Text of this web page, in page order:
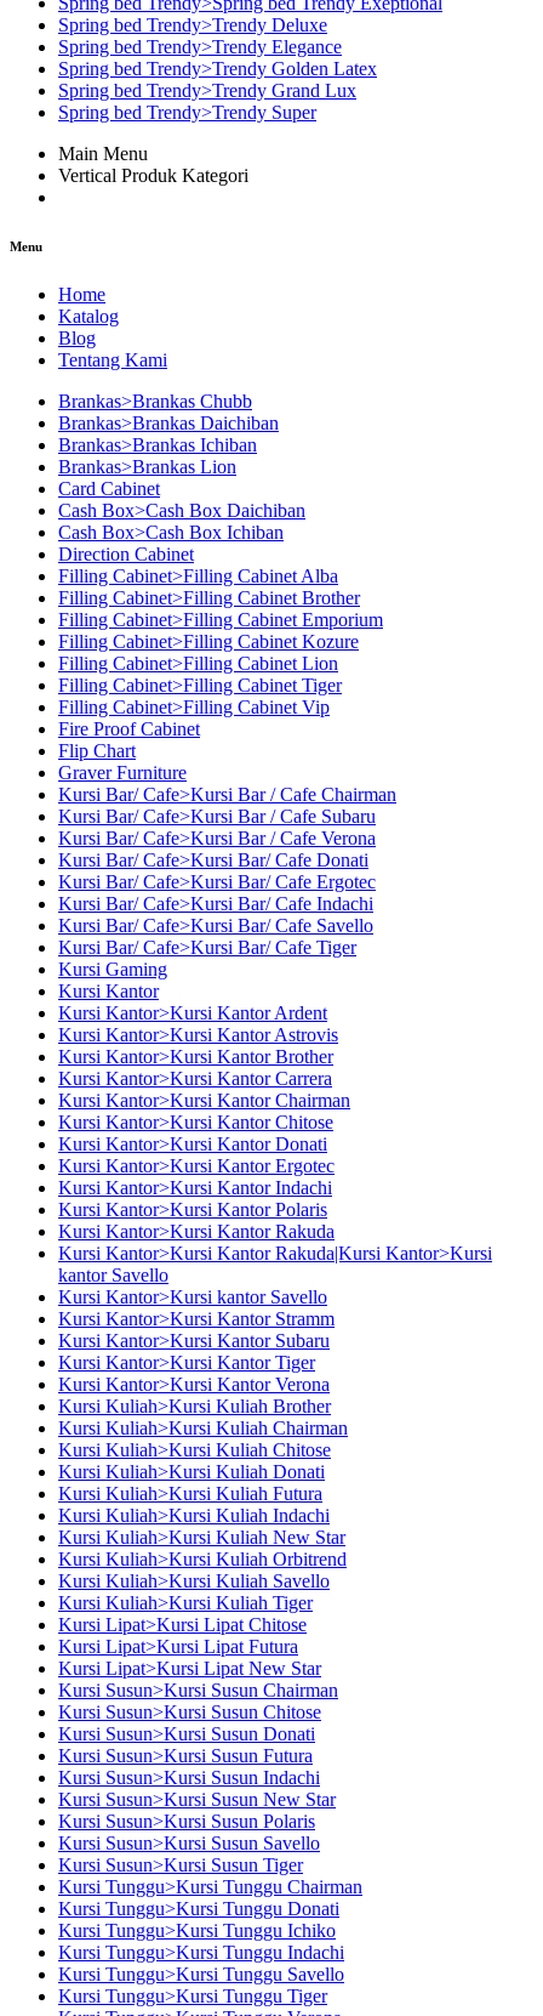
Spring bed Trendy>Trendy Deluxe
Spring bed Trendy>Trendy Elegance
Spring bed Trendy>Trendy Golden Latex
Spring bed Trendy>Trendy Grand Lux
Spring bed Trendy>Trendy Super
Main Menu
Vertical Produk Kategori
Menu
Home
Katalog
Blog
Tentang Kami
Brankas>Brankas Chubb
Brankas>Brankas Daichiban
Brankas>Brankas Ichiban
Brankas>Brankas Lion
Card Cabinet
Cash Box>Cash Box Daichiban
Cash Box>Cash Box Ichiban
Direction Cabinet
Filling Cabinet>Filling Cabinet Alba
Filling Cabinet>Filling Cabinet Brother
Filling Cabinet>Filling Cabinet Emporium
Filling Cabinet>Filling Cabinet Kozure
Filling Cabinet>Filling Cabinet Lion
Filling Cabinet>Filling Cabinet Tiger
Filling Cabinet>Filling Cabinet Vip
Fire Proof Cabinet
Flip Chart
Graver Furniture
Kursi Bar/ Cafe>Kursi Bar / Cafe Chairman
Kursi Bar/ Cafe>Kursi Bar / Cafe Subaru
Kursi Bar/ Cafe>Kursi Bar / Cafe Verona
Kursi Bar/ Cafe>Kursi Bar/ Cafe Donati
Kursi Bar/ Cafe>Kursi Bar/ Cafe Ergotec
Kursi Bar/ Cafe>Kursi Bar/ Cafe Indachi
Kursi Bar/ Cafe>Kursi Bar/ Cafe Savello
Kursi Bar/ Cafe>Kursi Bar/ Cafe Tiger
Kursi Gaming
Kursi Kantor
Kursi Kantor>Kursi Kantor Ardent
Kursi Kantor>Kursi Kantor Astrovis
Kursi Kantor>Kursi Kantor Brother
Kursi Kantor>Kursi Kantor Carrera
Kursi Kantor>Kursi Kantor Chairman
Kursi Kantor>Kursi Kantor Chitose
Kursi Kantor>Kursi Kantor Donati
Kursi Kantor>Kursi Kantor Ergotec
Kursi Kantor>Kursi Kantor Indachi
Kursi Kantor>Kursi Kantor Polaris
Kursi Kantor>Kursi Kantor Rakuda
Kursi Kantor>Kursi Kantor Rakuda|Kursi Kantor>Kursi
kantor Savello
Kursi Kantor>Kursi kantor Savello
Kursi Kantor>Kursi Kantor Stramm
Kursi Kantor>Kursi Kantor Subaru
Kursi Kantor>Kursi Kantor Tiger
Kursi Kantor>Kursi Kantor Verona
Kursi Kuliah>Kursi Kuliah Brother
Kursi Kuliah>Kursi Kuliah Chairman
Kursi Kuliah>Kursi Kuliah Chitose
Kursi Kuliah>Kursi Kuliah Donati
Kursi Kuliah>Kursi Kuliah Futura
Kursi Kuliah>Kursi Kuliah Indachi
Kursi Kuliah>Kursi Kuliah New Star
Kursi Kuliah>Kursi Kuliah Orbitrend
Kursi Kuliah>Kursi Kuliah Savello
Kursi Kuliah>Kursi Kuliah Tiger
Kursi Lipat>Kursi Lipat Chitose
Kursi Lipat>Kursi Lipat Futura
Kursi Lipat>Kursi Lipat New Star
Kursi Susun>Kursi Susun Chairman
Kursi Susun>Kursi Susun Chitose
Kursi Susun>Kursi Susun Donati
Kursi Susun>Kursi Susun Futura
Kursi Susun>Kursi Susun Indachi
Kursi Susun>Kursi Susun New Star
Kursi Susun>Kursi Susun Polaris
Kursi Susun>Kursi Susun Savello
Kursi Susun>Kursi Susun Tiger
Kursi Tunggu>Kursi Tunggu Chairman
Kursi Tunggu>Kursi Tunggu Donati
Kursi Tunggu>Kursi Tunggu Ichiko
Kursi Tunggu>Kursi Tunggu Indachi
Kursi Tunggu>Kursi Tunggu Savello
Kursi Tunggu>Kursi Tunggu Tiger